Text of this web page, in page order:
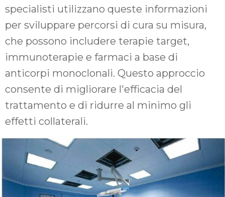
specialisti utilizzano queste informazioni
per sviluppare percorsi di cura su misura,
che possono includere terapie target,
immunoterapie e farmaci a base di
anticorpi monoclonali. Questo approccio
consente di migliorare l'efficacia del
trattamento e di ridurre al minimo gli
effetti collaterali.